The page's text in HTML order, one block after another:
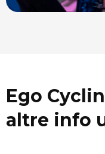
Ego
altre info